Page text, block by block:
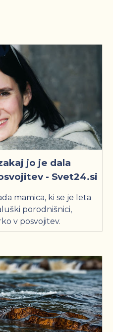
jo je dala
- Svet24.si
mamica, ki se je leta
porodnišnici,
v posvojitev.